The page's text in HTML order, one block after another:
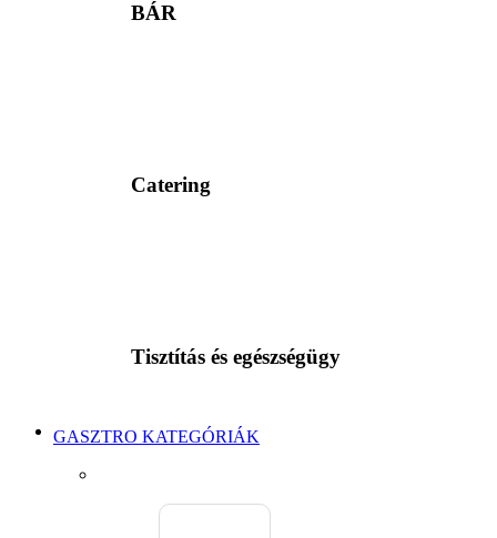
BÁR
Catering
Tisztítás és egészségügy
GASZTRO KATEGÓRIÁK